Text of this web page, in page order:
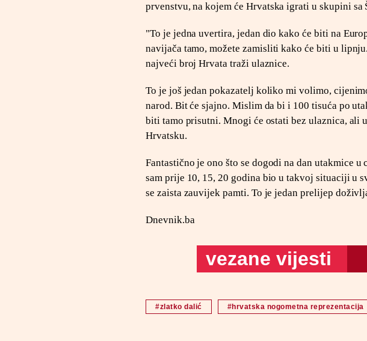
prvenstvu, na kojem će Hrvatska igrati u skupini
"To je jedna uvertira, jedan dio kako će biti na
navijača tamo, možete zamisliti kako će biti u
najveći broj Hrvata traži ulaznice.
To je još jedan pokazatelj koliko mi volimo,
narod. Bit će sjajno. Mislim da bi i 100 tisuća po
biti tamo prisutni. Mnogi će ostati bez ulaznica, ali
Hrvatsku.
Fantastično je ono što se dogodi na dan utakmice
sam prije 10, 15, 20 godina bio u takvoj situaciji u
se zaista zauvijek pamti. To je jedan prelijep
Dnevnik.ba
vezane vijesti
#zlatko dalić #hrvatska nogometna reprezentacija